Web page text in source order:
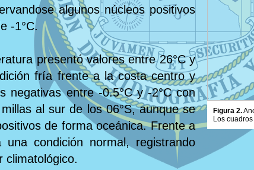
algunos núcleos positivos
-1°C.
presentó valores entre 26°C y
fría frente a la costa centro y
negativas entre -0.5°C y -2°C con
al sur de los 06°S, aunque se
de forma oceánica. Frente a
condición normal, registrando
climatológico.
Figura 2.
Los